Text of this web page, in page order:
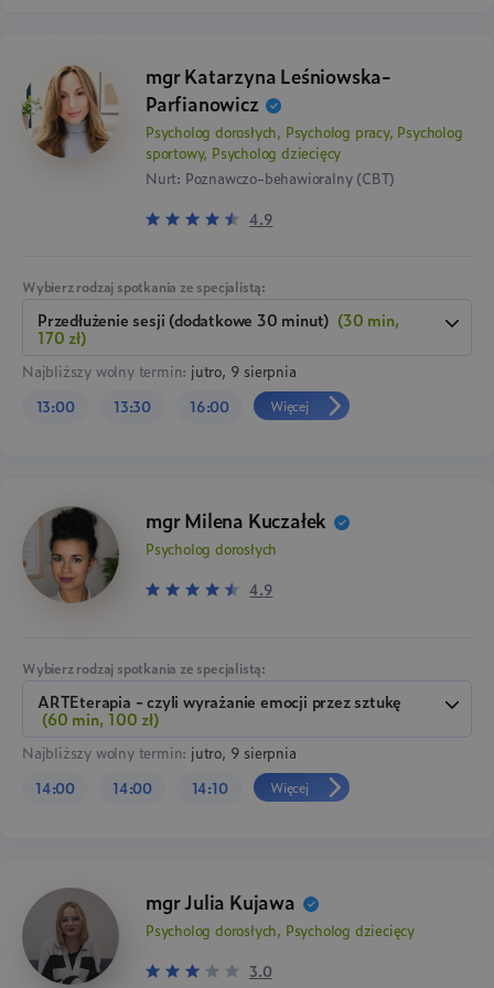
mgr Katarzyna Leśniowska-
Parfianowicz
Psycholog dorosłych, Psycholog pracy, Psycholog
sportowy, Psycholog dziecięcy
Nurt: Poznawczo-behawioralny (CBT)
4.9
Wybierz rodzaj spotkania ze specjalistą:
przedłużenie sesji (dodatkowe 30 minut) (30 min,
170 zł)
Najbliższy wolny termin: jutro, 9 sierpnia
13:00
13:30 16:00 Więcej
mgr Milena Kuczałek
Psycholog dorosłych
4.9
Wybierz rodzaj spotkania ze specjalistą:
ARTEterapia - czyli wyrażanie emocji przez sztukę
(60 min, 100 zł)
Najbliższy wolny termin: jutro, 9 sierpnia
14:00
14:00 14:10 Więcej
mgr Julia Kujawa
Psycholog dorosłych, Psycholog dziecięcy
3.0